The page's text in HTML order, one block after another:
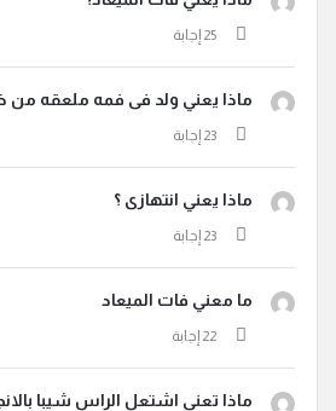
ماذا يعني ولد فى فمه ملعقه من
ماذا يعني انتهازى ؟
ما معني فات الميعاد
ماذا تعني اشتعل الراس شيبا